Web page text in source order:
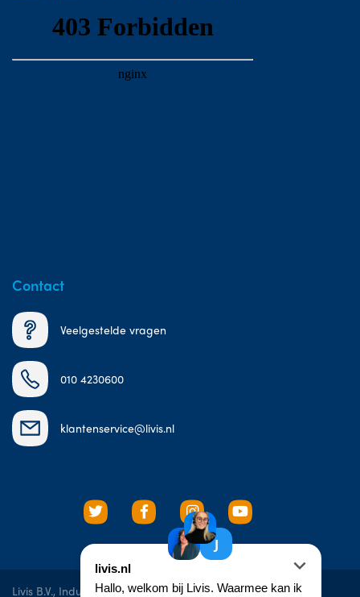
Contact
Veelgestelde vragen
010 4230600
klantenservice@livis.nl
Livis B.V., Industrieweg 10e, 3606 AS, Maarssen